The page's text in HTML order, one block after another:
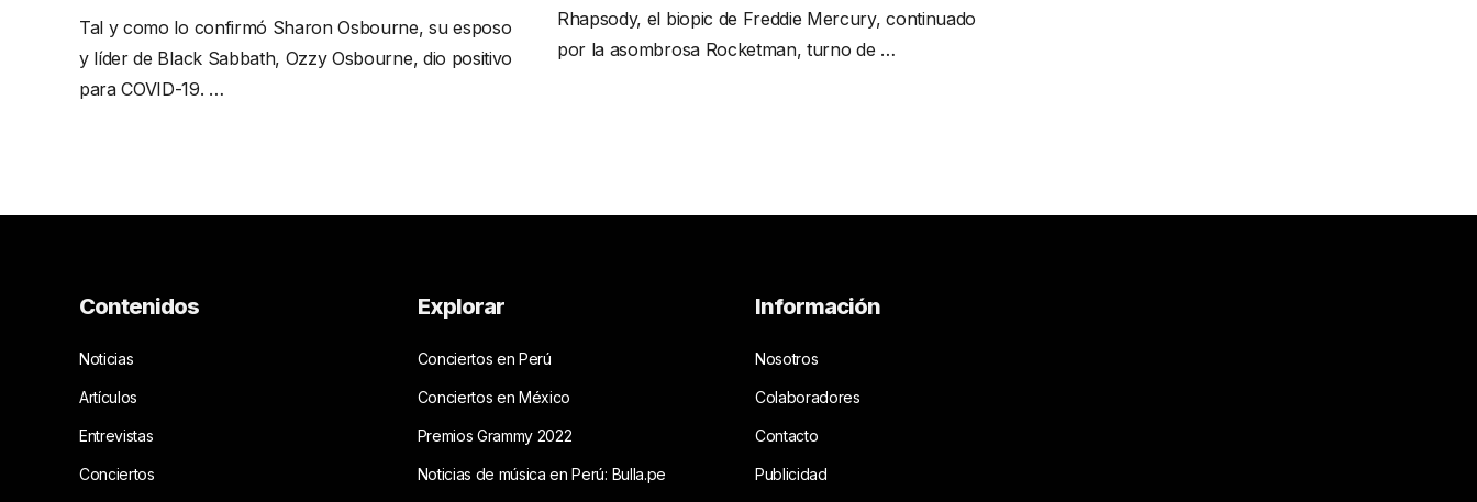
Tal y como lo confirmó Sharon Osbourne, su esposo
y líder de Black Sabbath, Ozzy Osbourne, dio positivo
para COVID-19. …
Rhapsody, el biopic de Freddie Mercury, continuado
por la asombrosa Rocketman, turno de …
Contenidos
Noticias
Artículos
Entrevistas
Conciertos
Explorar
Conciertos en Perú
Conciertos en México
Premios Grammy 2022
Noticias de música en Perú: Bulla.pe
Información
Nosotros
Colaboradores
Contacto
Publicidad